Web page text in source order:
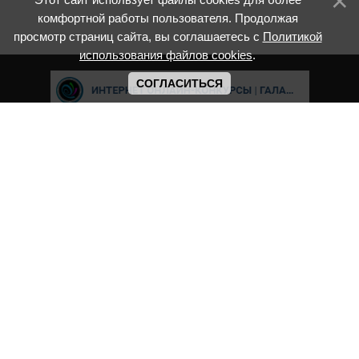
комфортной работы пользователя. Продолжая
просмотр страниц сайта, вы соглашаетесь с Политикой
использования файлов cookies.
СОГЛАСИТЬСЯ